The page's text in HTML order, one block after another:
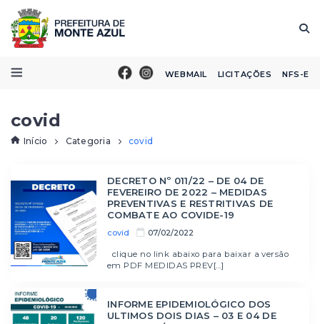
WEBMAIL LICITAÇÕES NFS-E
covid
Início Categoria covid
covid 07/02/2022
DECRETO Nº 011/22 – DE 04 DE
FEVEREIRO DE 2022 – MEDIDAS
PREVENTIVAS E RESTRITIVAS DE
COMBATE AO COVIDE-19
clique no link abaixo para baixar a versão
em PDF MEDIDAS PREV[...]
INFORME EPIDEMIOLÓGICO DOS
ULTIMOS DOIS DIAS – 03 E 04 DE